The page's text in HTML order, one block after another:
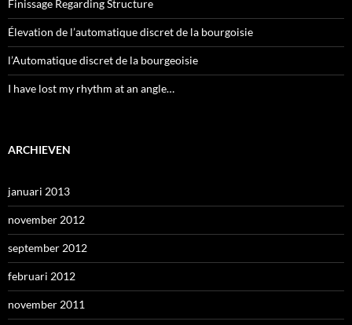
Finissage Regarding Structure
Élevation de l’automatique discret de la bourgoisie
l’Automatique discret de la bourgeoisie
I have lost my rhythm at an angle…
ARCHIEVEN
januari 2013
november 2012
september 2012
februari 2012
november 2011